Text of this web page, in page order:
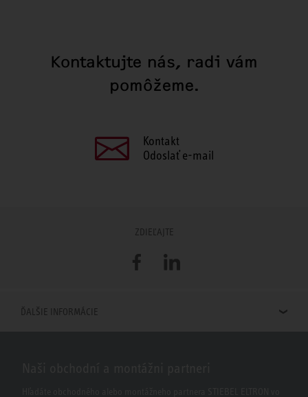
Kontaktujte nás, radi vám
pomôžeme.
Kontakt
Odoslať e-mail
ZDIEĽAJTE
FacebookLinkedIn
ĎALŠIE INFORMÁCIE